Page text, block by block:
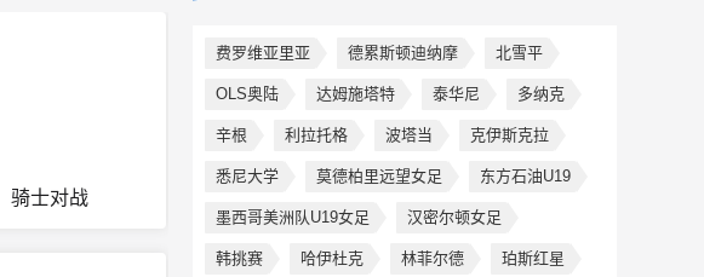
骑士对战
费罗维亚里亚 德累斯顿迪纳摩 北雪平
OLS奥陆 达姆施塔特 泰华尼 多纳克
辛根 利拉托格 波塔当 克伊斯克拉
悉尼大学 莫德柏里远望女足 东方石油U19
墨西哥美洲队U19女足 汉密尔顿女足
韩挑赛 哈伊杜克 林菲尔德 珀斯红星